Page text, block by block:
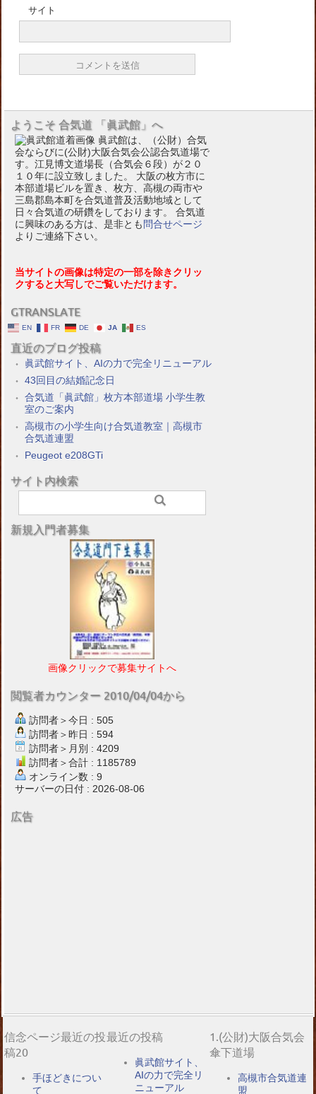
サイト
ようこそ 合気道 「眞武館」へ
眞武館は、（公財）合気
会ならびに(公財)大阪合気会公認合気道場で
す。江見博文道場長（合気会６段）が２０
１０年に設立致しました。 大阪の枚方市に
本部道場ビルを置き、枚方、高槻の両市や
三島郡島本町を合気道普及活動地域として
日々合気道の研鑽をしております。 合気道
に興味のある方は、是非とも 問合せページ
よりご連絡下さい。
当サイトの画像は特定の一部を除きクリッ
クすると大写しでご覧いただけます。
GTRANSLATE
EN FR DE JA ES
直近のブログ投稿
眞武館サイト、AIの力で完全リニューアル
43回目の結婚記念日
合気道「眞武館」枚方本部道場 小学生教
室のご案内
高槻市の小学生向け合気道教室｜高槻市
合気道連盟
Peugeot e208GTi
サイト内検索
新規入門者募集
画像クリックで募集サイトへ
閲覧者カウンター 2010/04/04から
訪問者＞今日 : 505
訪問者＞昨日 : 594
訪問者＞月別 : 4209
訪問者＞合計 : 1185789
オンライン数 : 9
サーバーの日付 : 2026-08-06
広告
信念ページ最近の投
稿20
手ほどきについ
て
最近の投稿
眞武館サイト、
AIの力で完全リ
ニューアル
1.(公財)大阪合気会
傘下道場
高槻市合気道連
盟